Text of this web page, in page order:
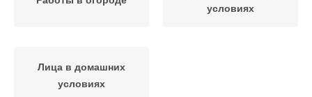
условиях
Лица в домашних
условиях